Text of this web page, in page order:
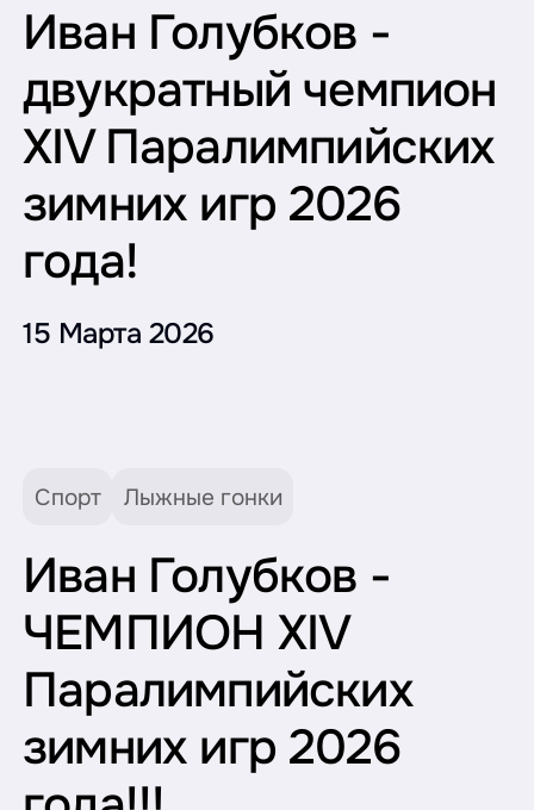
Иван Голубков -
двукратный чемпион
XIV Паралимпийских
зимних игр 2026
года!
15 Марта 2026
Спорт Лыжные гонки
Иван Голубков -
ЧЕМПИОН XIV
Паралимпийских
зимних игр 2026